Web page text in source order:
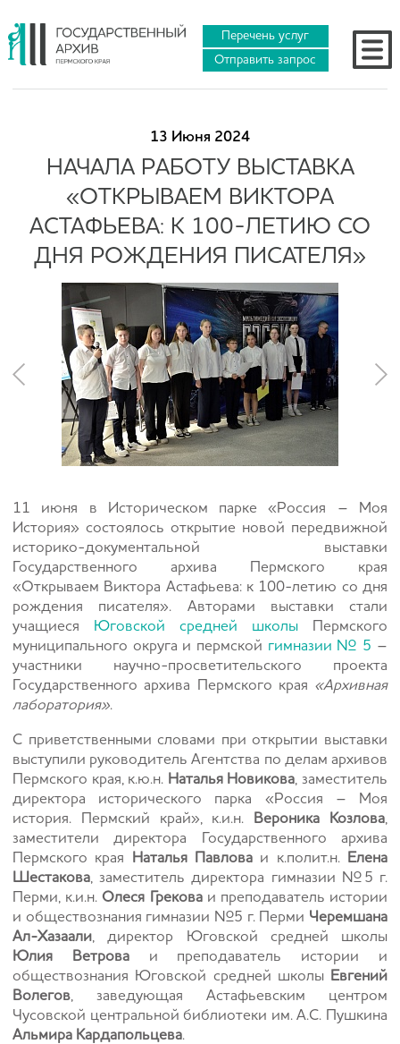
Перечень услуг
Отправить запрос
13 Июня 2024
НАЧАЛА РАБОТУ ВЫСТАВКА
«ОТКРЫВАЕМ ВИКТОРА
АСТАФЬЕВА: К 100-ЛЕТИЮ СО
ДНЯ РОЖДЕНИЯ ПИСАТЕЛЯ»
11 июня в Историческом парке «Россия – Моя
История» состоялось открытие новой передвижной
историко-документальной выставки
Государственного архива Пермского края
«Открываем Виктора Астафьева: к 100-летию со дня
рождения писателя». Авторами выставки стали
учащиеся
Юговской средней школы Пермского
муниципального округа и пермской гимназии № 5 –
участники научно-просветительского проекта
Государственного архива Пермского края «Архивная
лаборатория».
С приветственными словами при открытии выставки
выступили руководитель Агентства по делам архивов
Пермского края, к.ю.н. Наталья Новикова, заместитель
директора исторического парка «Россия – Моя
история. Пермский край», к.и.н.
Вероника Козлова,
заместители директора Государственного архива
Пермского края
Наталья Павлова и к.полит.н.
Елена
Шестакова, заместитель директора гимназии №5 г.
Перми, к.и.н.Олеся Грековаи преподаватель истории
и обществознания гимназии №5 г. Перми Черемшана
Ал-Хазаали, директор Юговской средней школы
Юлия Ветроваи преподаватель истории и
обществознания Юговской средней школы Евгений
Волегов, заведующая Астафьевским центром
Чусовской центральной библиотеки им. А.С. Пушкина
Альмира Кардапольцева.